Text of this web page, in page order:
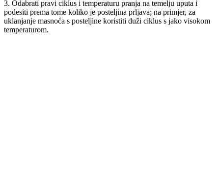
3. Odabrati pravi ciklus i temperaturu pranja na temelju uputa i
podesiti prema tome koliko je posteljina prljava; na primjer, za
uklanjanje masnoća s posteljine koristiti duži ciklus s jako visokom
temperaturom.